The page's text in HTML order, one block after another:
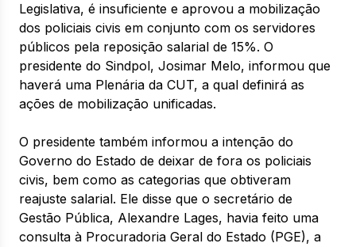
Legislativa, é insuficiente e aprovou a mobilização
dos policiais civis em conjunto com os servidores
públicos pela reposição salarial de 15%. O
presidente do Sindpol, Josimar Melo, informou que
haverá uma Plenária da CUT, a qual definirá as
ações de mobilização unificadas.
O presidente também informou a intenção do
Governo do Estado de deixar de fora os policiais
civis, bem como as categorias que obtiveram
reajuste salarial. Ele disse que o secretário de
Gestão Pública, Alexandre Lages, havia feito uma
consulta à Procuradoria Geral do Estado (PGE), a